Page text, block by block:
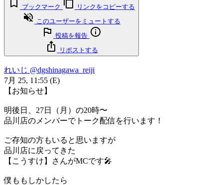
ブックマーク
リンクをコピーする
このユーザーをミュートする
投稿を報告
リポストする
れいじ @dgshinagawa_reiji
7月 25, 11:55 (E)
【お知らせ】
明後日、27日（月）の20時〜
品川店のメンバーでトーク配信を行います！
ご存知の方もいると思いますが
品川店に戻ってきた
【こうすけ】さんがMCです🎤
僕ももしかしたら